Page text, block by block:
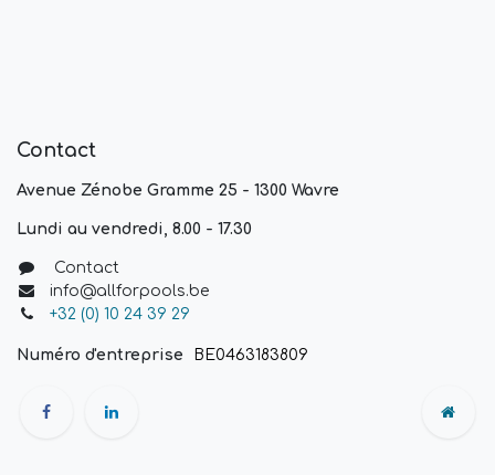
Contact
Avenue Zénobe Gramme 25 - 1300 Wavre
Lundi au vendredi, 8.00 - 17.30
Contact
info@allforpools.be
+32 (0) 10 24 39 29
Numéro d'entreprise BE0463183809